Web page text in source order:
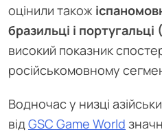
оцінили також
бразильці і португальці
високий показник
російськомовному
Водночас у низці
відGSC Game World